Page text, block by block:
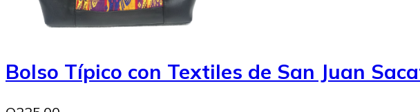
Bolso Típico con Textiles de San Juan